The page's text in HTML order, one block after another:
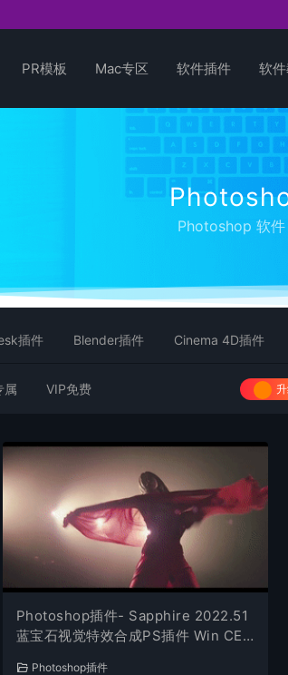
PR模板 Mac专区 软件插件 软
Photoshop 软
插件 Blender插件 Cinema 4D插件
属 VIP免费
Photoshop插件- Sapphire 2022.51
蓝宝石视觉特效合成PS插件 Win CE
Photoshop插件